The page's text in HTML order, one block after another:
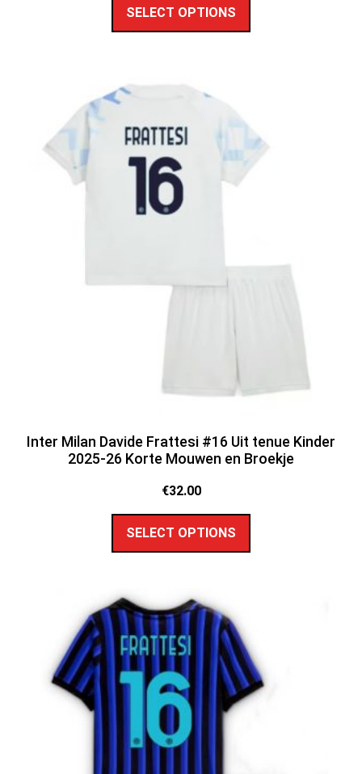
SELECT OPTIONS
Inter Milan Davide Frattesi #16 Uit tenue Kinder
2025-26 Korte Mouwen en Broekje
€32.00
SELECT OPTIONS